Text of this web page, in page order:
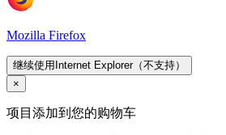
Mozilla Firefox
继续使用Internet Explorer（不支持）
×
项目添加到您的购物车